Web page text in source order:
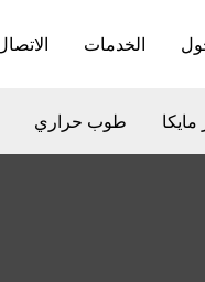
الخدمات
طوب حراري